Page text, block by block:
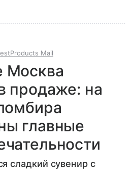
Mail
Москва
продаже: на
главные
сладкий сувенир с